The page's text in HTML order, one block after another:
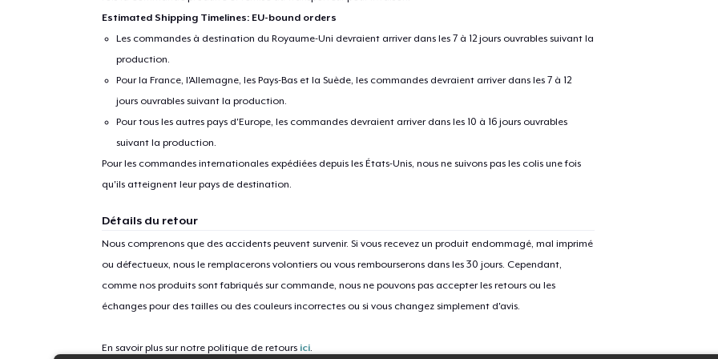
Estimated Shipping Timelines: EU-bound orders
Les commandes à destination du Royaume-Uni devraient arriver dans les 7 à 12 jours ouvrables suivant la
production.
Pour la France, l'Allemagne, les Pays-Bas et la Suède, les commandes devraient arriver dans les 7 à 12
jours ouvrables suivant la production.
Pour tous les autres pays d'Europe, les commandes devraient arriver dans les 10 à 16 jours ouvrables
suivant la production.
Pour les commandes internationales expédiées depuis les États-Unis, nous ne suivons pas les colis une fois
qu'ils atteignent leur pays de destination.
Détails du retour
Nous comprenons que des accidents peuvent survenir. Si vous recevez un produit endommagé, mal imprimé
ou défectueux, nous le remplacerons volontiers ou vous rembourserons dans les 30 jours. Cependant,
comme nos produits sont fabriqués sur commande, nous ne pouvons pas accepter les retours ou les
échanges pour des tailles ou des couleurs incorrectes ou si vous changez simplement d'avis.
En savoir plus sur notre politique de retours ici.
Vérification